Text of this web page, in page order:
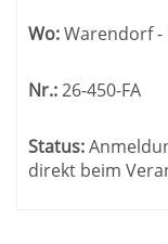
Wo:Warendorf -
Nr.:26-450-FA
Status:
direkt beim